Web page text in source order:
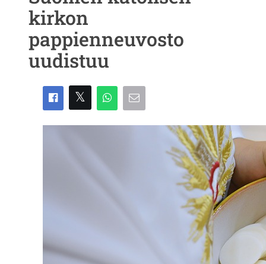
kirkon
pappienneuvosto
uudistuu